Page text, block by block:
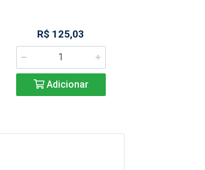
R$ 125,03
Adicionar